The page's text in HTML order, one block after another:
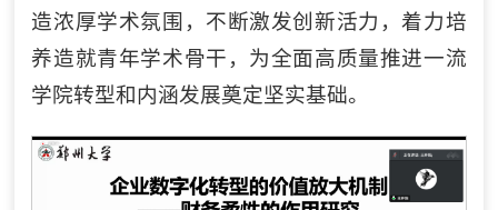
造浓厚学术氛围，不断激发创新活力，着力培
养造就青年学术骨干，为全面高质量推进一流
学院转型和内涵发展奠定坚实基础。